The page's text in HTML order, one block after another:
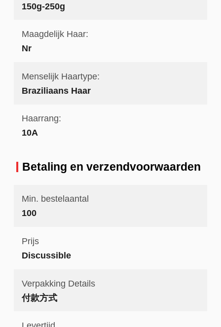
150g-250g
Maagdelijk Haar:
Nr
Menselijk Haartype:
Braziliaans Haar
Haarrang:
10A
Betaling en verzendvoorwaarden
Min. bestelaantal
100
Prijs
Discussible
Verpakking Details
付款方式